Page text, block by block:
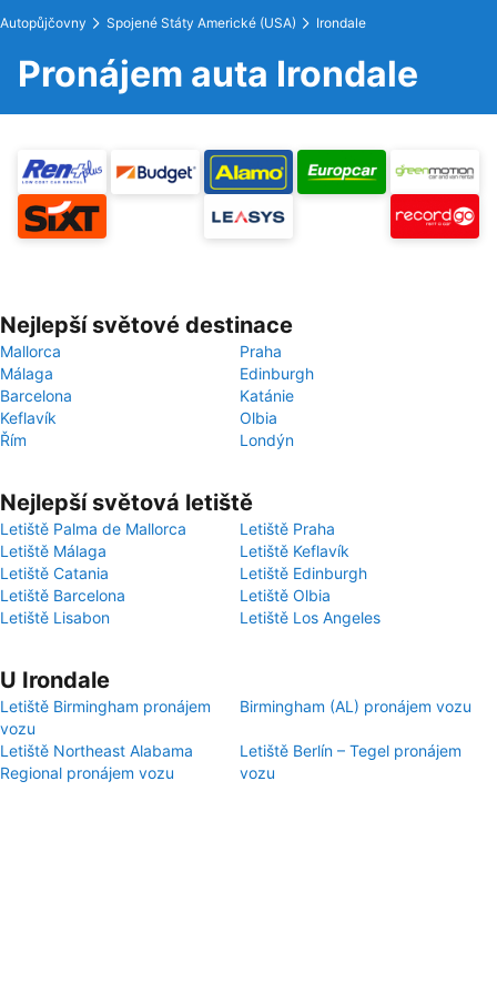
Autopůjčovny Spojené Státy Americké (USA) Irondale
Pronájem auta Irondale
Nejlepší světové destinace
Mallorca
Praha
Málaga
Edinburgh
Barcelona
Katánie
Keflavík
Olbia
Řím
Londýn
Nejlepší světová letiště
Letiště Palma de Mallorca
Letiště Praha
Letiště Málaga
Letiště Keflavík
Letiště Catania
Letiště Edinburgh
Letiště Barcelona
Letiště Olbia
Letiště Lisabon
Letiště Los Angeles
U Irondale
Letiště Birmingham pronájem
vozu
Birmingham (AL) pronájem vozu
Letiště Northeast Alabama
Regional pronájem vozu
Letiště Berlín – Tegel pronájem
vozu